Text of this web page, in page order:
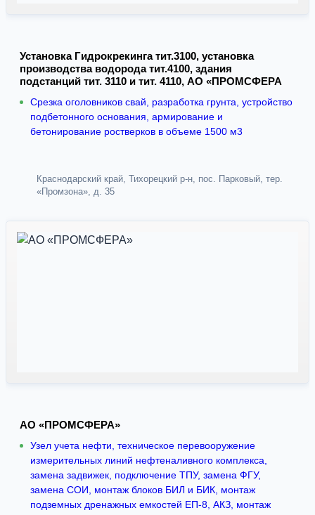
Установка Гидрокрекинга тит.3100, установка
производства водорода тит.4100, здания
подстанций тит. 3110 и тит. 4110, АО «ПРОМСФЕРА
Срезка оголовников свай, разработка грунта, устройство
подбетонного основания, армирование и
бетонирование ростверков в объеме 1500 м3
Краснодарский край, Тихорецкий р-н, пос. Парковый, тер.
«Промзона», д. 35
АО «ПРОМСФЕРА»
Узел учета нефти, техническое перевооружение
измерительных линий нефтеналивного комплекса,
замена задвижек, подключение ТПУ, замена ФГУ,
замена СОИ, монтаж блоков БИЛ и БИК, монтаж
подземных дренажных емкостей ЕП-8, АКЗ, монтаж